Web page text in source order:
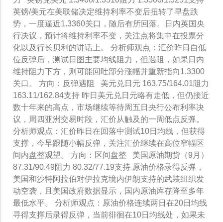
英镑/美元在美联储决定维持利率不变后扭转了早盘跌
势，一度逼近1.3360关口，随后有所回落。日内英国央
行决议，预计将维持利率不变，关注点将集中在投票分
化以及行长贝利的讲话上。 分析师观点：汇价昨日自低
位反弹后，测试日图主要均线阻力，但遇阻，如果日内
维持阻力下方，则可能回吐部分涨幅并重新指向1.3300
关口。 方向：反弹遇阻 美元兑日元 163.75/164.01阻力
163.11/162.84支持 昨日美元兑日元略有走低，但仍接近
数十年来的高点，市场继续等待周五日央行公布利率决
议，周四亚洲交易时段，汇价从触及的一周低点反弹。
分析师观点：汇价昨日在回落中测试10日均线，但获得
支撑，今早跟随小幅反弹，关注汇价继续在高位窄幅区
间内盘整观望。 方向：区间盘整 美国原油期货（9月）
87.31/90.49阻力 80.32/77.19支持 原油价格录得反弹，
美国和沙特阿拉伯对伊拉克境内伊朗支持的武装组织发
动空袭，且美国政府数据显示，国内原油库存降至多年
最低水平。 分析师观点：原油价格连续两日在20日均线
寻得支撑后录得反弹，当前徘徊在10日均线处，如果未